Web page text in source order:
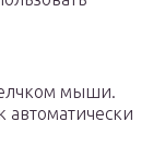
мыши.